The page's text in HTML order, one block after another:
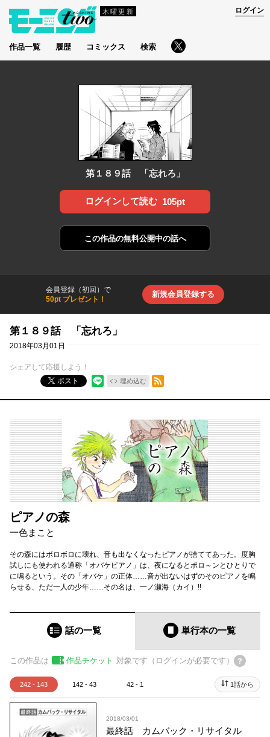
木曜更新
作品一覧 履歴 コミックス 検索
ログイン
第１８９話 「忘れろ」
ログインして読む 105pt
この作品の無料公開中の話へ
会員登録（初回）で
50pt プレゼント！
新規会員登録する
第１８９話 「忘れろ」
2018年03月01日
シェアして応援しよう！
ポスト
埋め込む
RSSフィード
ピアノの森
一色まこと
その森にはボロボロに壊れ、音も出なくなったピアノが捨ててあった。度胸
試しにも使われる通称「オバケピアノ」は、夜になるとポロ～ンとひとりで
に鳴るという。その「オバケ」の正体……音が出ないはずのそのピアノを鳴
らせる、ただ一人の少年……その名は、一ノ瀬海（カイ）!!
話の一覧 単行本の一覧
この作品は 作品チケット 対象です（ログインが必要です）
242 - 143 142 - 43 42 - 1 1話から
2018/03/01
最終話 カムバック・リサイタル